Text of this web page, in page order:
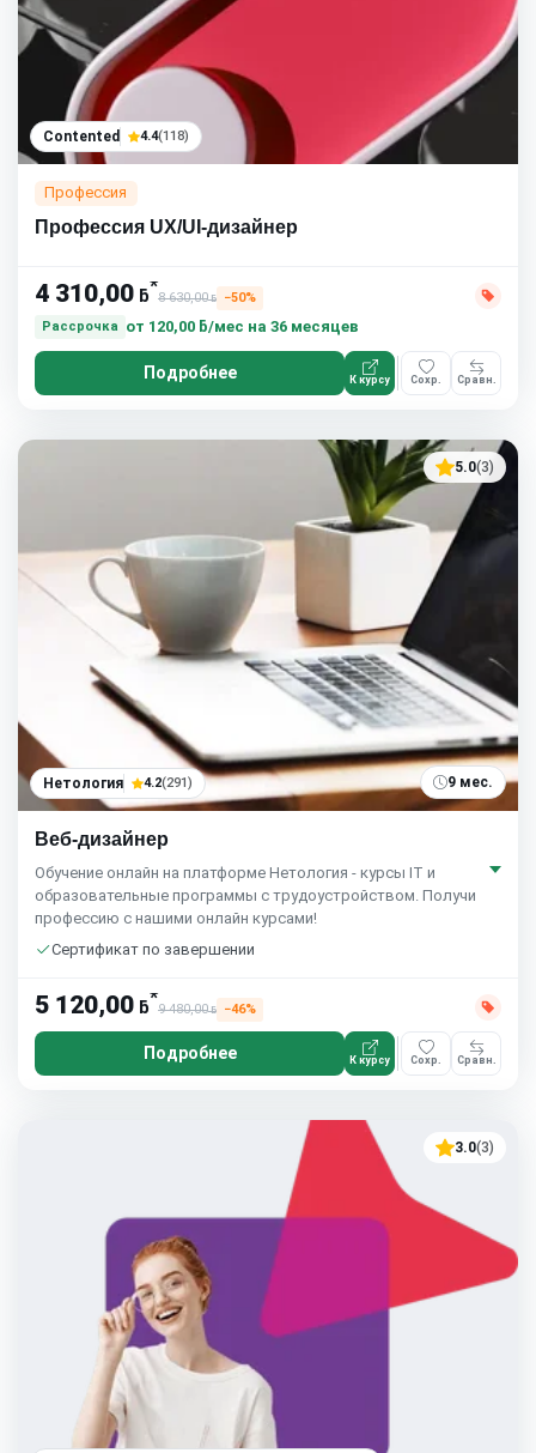
Contented 4.4(118)
Профессия
Профессия UX/UI-дизайнер
4 310,00 ƃ*
8 630,00ƃ
−50%
Рассрочка
от 120,00 ƃ/мес на 36 месяцев
Подробнее К курсу Сохр. Сравн.
5.0(3)
Нетология 4.2(291) 9 мес.
Веб-дизайнер
Обучение онлайн на платформе Нетология - курсы IT и
образовательные программы с трудоустройством. Получи
профессию с нашими онлайн курсами!
Сертификат по завершении
5 120,00 ƃ*
9 480,00ƃ −46%
Подробнее К курсу Сохр. Сравн.
3.0(3)